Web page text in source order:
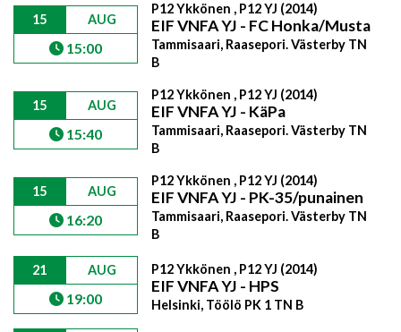
15 AUG
15:00
P12 Ykkönen , P12 YJ (2014)
EIF VNFA YJ - FC Honka/Musta
Tammisaari, Raasepori. Västerby TN
B
15 AUG
15:40
P12 Ykkönen , P12 YJ (2014)
EIF VNFA YJ - KäPa
Tammisaari, Raasepori. Västerby TN
B
15 AUG
16:20
P12 Ykkönen , P12 YJ (2014)
EIF VNFA YJ - PK-35/punainen
Tammisaari, Raasepori. Västerby TN
B
21 AUG
19:00
P12 Ykkönen , P12 YJ (2014)
EIF VNFA YJ - HPS
Helsinki, Töölö PK 1 TN B